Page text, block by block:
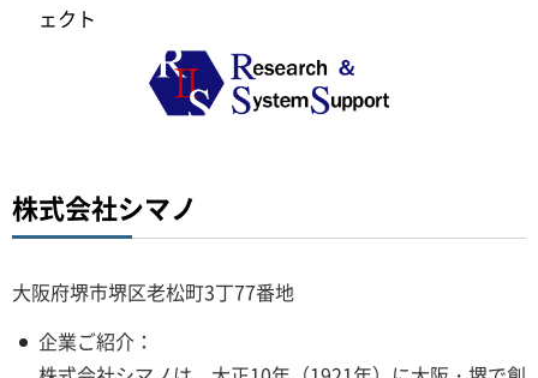
ェクト
株式会社シマノ
大阪府堺市堺区老松町3丁77番地
企業ご紹介：